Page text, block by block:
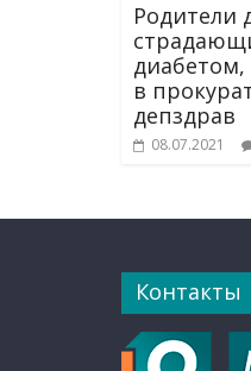
Родители
диабетом,
в
депздрав
08.07.2021
Контакты